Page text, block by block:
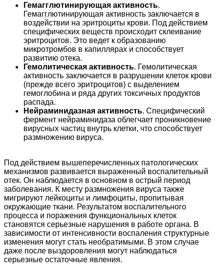
Гемагглютинирующая активность.
Гемагглютинирующая активность заключается в
воздействии на эритроциты крови. Под действием
специфических веществ происходит склеивание
эритроцитов. Это ведет к образованию
микротромбов в капиллярах и способствует
развитию отека.
Гемолитическая активность. Гемолитическая
активность заключается в разрушении клеток крови
(прежде всего эритроцитов) с выделением
гемоглобина и ряда других токсичных продуктов
распада.
Нейраминидазная активность. Специфический
фермент нейраминидаза облегчает проникновение
вирусных частиц внутрь клетки, что способствует
размножению вируса.
Под действием вышеперечисленных патологических
механизмов развивается выраженный воспалительный
отек. Он наблюдается в основном в острый период
заболевания. К месту размножения вируса также
мигрируют лейкоциты и лимфоциты, пропитывая
окружающие ткани. Результатом воспалительного
процесса и поражения функциональных клеток
становятся серьезные нарушения в работе органа. В
зависимости от интенсивности воспаления структурные
изменения могут стать необратимыми. В этом случае
даже после выздоровления могут наблюдаться
серьезные остаточные явления.